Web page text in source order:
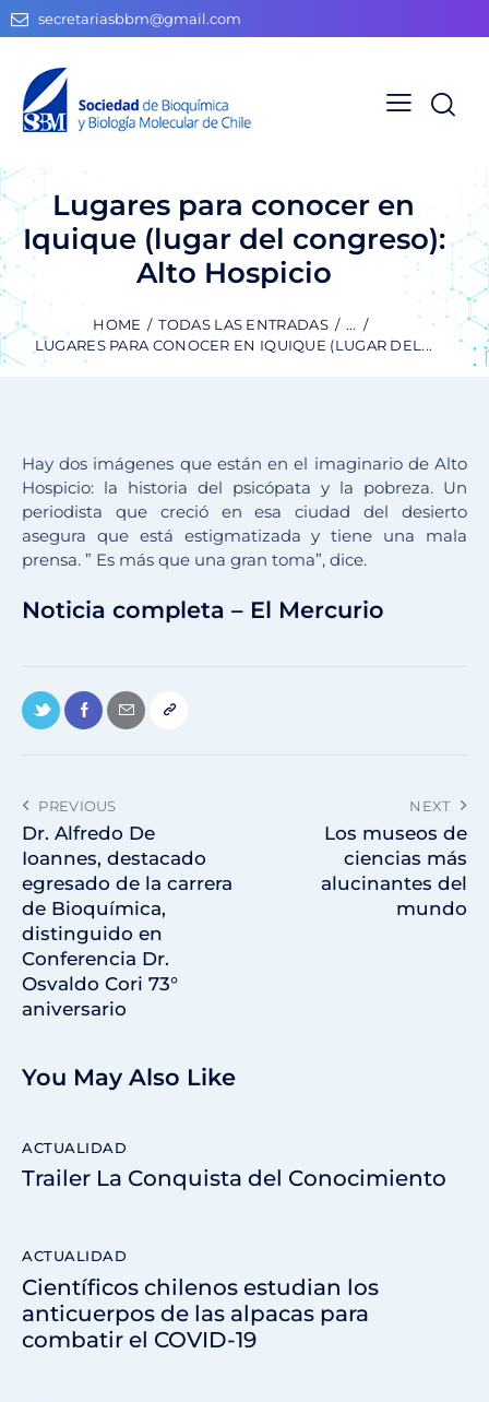
secretariasbbm@gmail.com
Lugares para conocer en
Iquique (lugar del congreso):
Alto Hospicio
HOME TODAS LAS ENTRADAS
...
LUGARES PARA CONOCER EN IQUIQUE (LUGAR DEL...
Hay dos imágenes que están en el imaginario de Alto
Hospicio: la historia del psicópata y la pobreza. Un
periodista que creció en esa ciudad del desierto
asegura que está estigmatizada y tiene una mala
prensa. ” Es más que una gran toma”, dice.
Noticia completa – El Mercurio
PREVIOUS
Dr. Alfredo De
Ioannes, destacado
egresado de la carrera
de Bioquímica,
distinguido en
Conferencia Dr.
Osvaldo Cori 73°
aniversario
NEXT
Los museos de
ciencias más
alucinantes del
mundo
You May Also Like
ACTUALIDAD
Trailer La Conquista del Conocimiento
ACTUALIDAD
Científicos chilenos estudian los
anticuerpos de las alpacas para
combatir el COVID-19